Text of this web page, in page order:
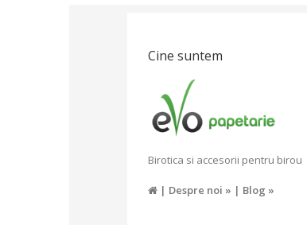
Cine suntem
Birotica si accesorii pentru birou
| Despre noi » | Blog »